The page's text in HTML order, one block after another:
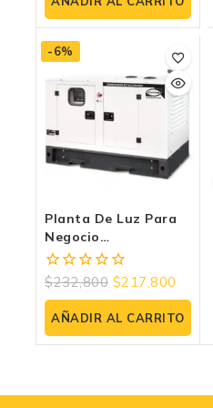
5
-6%
Planta De Luz Para
Negocio
GTC27DM220:
Potencia Trifásica
Ininterrumpida Evans
0
fuera
de
5
$232,800 $217,800
AÑADIR AL CARRITO